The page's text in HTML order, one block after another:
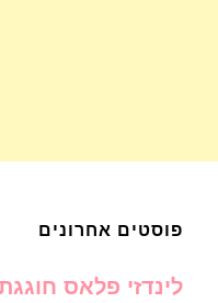
פוסטים אחרונים